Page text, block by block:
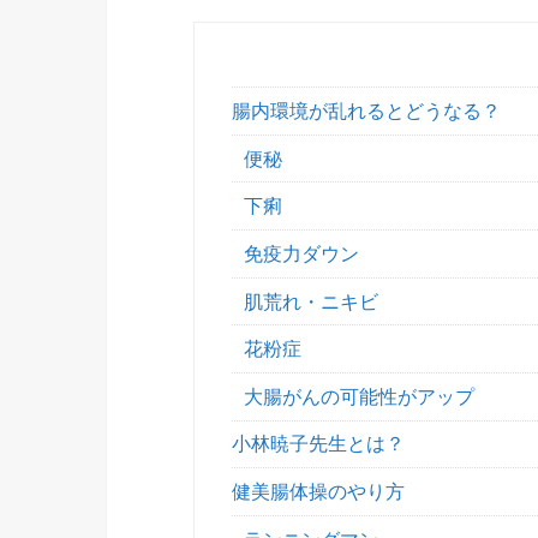
腸内環境が乱れるとどうなる？
便秘
下痢
免疫力ダウン
肌荒れ・ニキビ
花粉症
大腸がんの可能性がアップ
小林暁子先生とは？
健美腸体操のやり方